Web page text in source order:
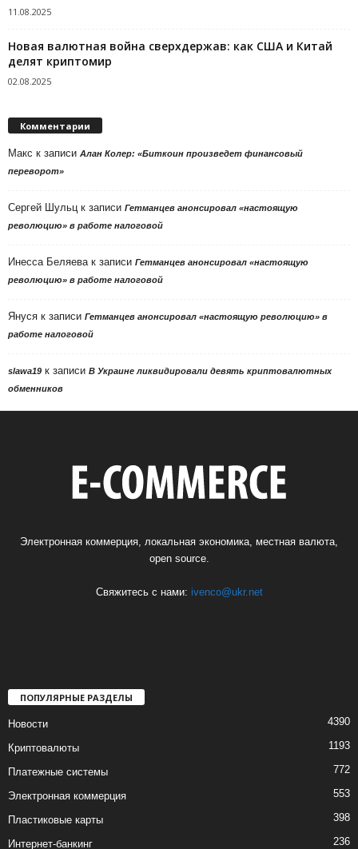
11.08.2025
Новая валютная война сверхдержав: как США и Китай
делят криптомир
02.08.2025
Комментарии
Макс к записи Алан Колер: «Биткоин произведет финансовый
переворот»
Сергей Шульц к записи Гетманцев анонсировал «настоящую
революцию» в работе налоговой
Инесса Беляева к записи Гетманцев анонсировал «настоящую
революцию» в работе налоговой
Януся к записи Гетманцев анонсировал «настоящую революцию» в
работе налоговой
slawa19 к записи В Украине ликвидировали девять криптовалютных
обменников
Электронная коммерция, локальная экономика, местная валюта,
open source.
Свяжитесь с нами: ivenco@ukr.net
ПОПУЛЯРНЫЕ РАЗДЕЛЫ
Новости 4390
Криптовалюты 1193
Платежные системы 772
Электронная коммерция 553
Пластиковые карты 398
Интернет-банкинг 236